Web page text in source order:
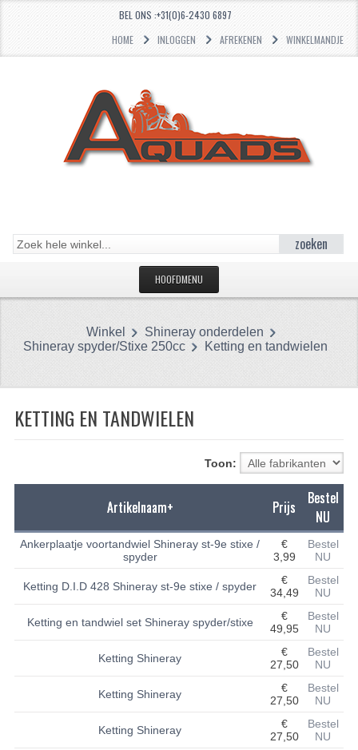
BEL ONS :+31(0)6-2430 6897
HOME
INLOGGEN AFREKENEN WINKELMANDJE
zoeken
HOOFDMENU
CATEGORIEËN
CFMOTO 500-A/2A / GOES 520
PAKKINGEN
PLASTIC PARTS
BASHAN 200S-7-200S-A
Winkel
Shineray onderdelen
Shineray spyder/Stixe 250cc
Ketting en tandwielen
KETTING EN TANDWIELEN
Toon:
Artikelnaam+ Prijs
Bestel
NU
Ankerplaatje voortandwiel Shineray st-9e stixe /
spyder
€
3,99
Bestel
NU
Ketting D.I.D 428 Shineray st-9e stixe / spyder
€
34,49
Bestel
NU
Ketting en tandwiel set Shineray spyder/stixe
€
49,95
Bestel
NU
Ketting Shineray
€
27,50
Bestel
NU
Ketting Shineray
€
27,50
Bestel
NU
Ketting Shineray
€
27,50
Bestel
NU